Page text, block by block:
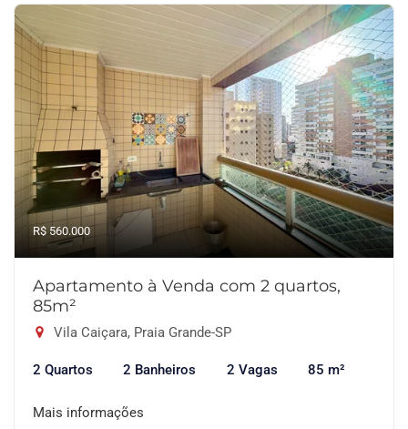
R$ 560.000
Apartamento à Venda com 2 quartos,
85m²
Vila Caiçara, Praia Grande-SP
2 Quartos 2 Banheiros 2 Vagas 85 m²
Mais informações